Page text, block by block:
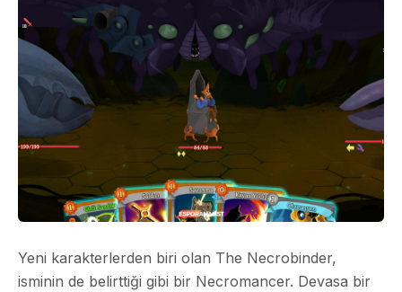
Yeni karakterlerden biri olan The Necrobinder,
isminin de belirttiği gibi bir Necromancer. Devasa bir